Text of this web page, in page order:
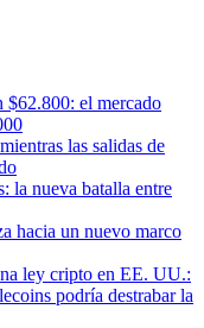
$62.800: el mercado
las salidas de
la nueva batalla entre
hacia un nuevo marco
ley cripto en EE. UU.:
podría destrabar la